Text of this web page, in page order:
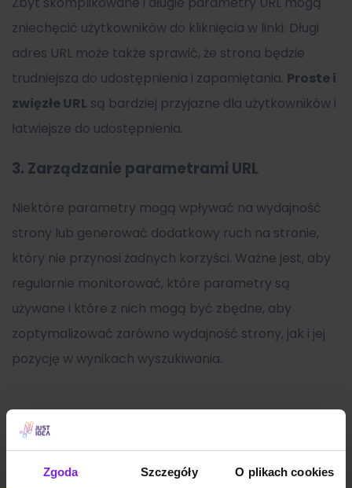
Zgoda Szczegóły O plikach cookies
zniechęcić użytkowników do kliknięcia w linki. Długi
adres URL może także sprawić, że strona będzie
trudniejsza do udostępnienia i zapamiętania. Proste i
zwięzłe URL są bardziej przyjazne dla użytkowników i
łatwiejsze do udostępnienia.
3. Zarządzanie parametrami URL
Niektóre parametry mogą wpływać na wydajność
strony lub generować dodatkowy ruch na stronie,
który nie przynosi żadnych korzyści. Ważne jest, aby
regularnie monitorować, które parametry są
używane i które z nich mogą być zbędne, aby
zoptymalizować zarówno wydajność strony, jak i jej
pozycję w wynikach wyszukiwania.
Zobacz także: